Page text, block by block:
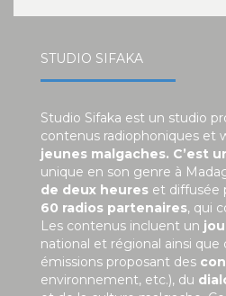
STUDIO SIFAKA
Studio Sifaka est un studio
contenus radiophoniques et
jeunes malgaches. C’est
unique en son genre à
de deux heures et diffusée
60 radios partenaires, qui
Les contenus incluent un
national et régional ainsi
émissions proposant des
environnement, etc.), du